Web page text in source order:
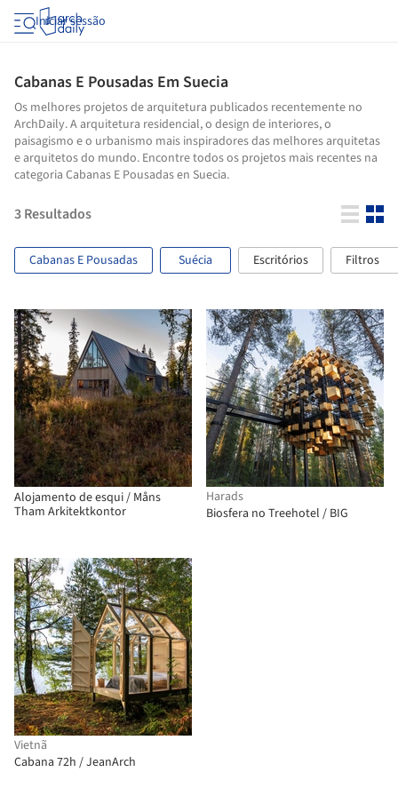
Iniciar sessão
Cabanas E Pousadas Em Suecia
Os melhores projetos de arquitetura publicados recentemente no
ArchDaily. A arquitetura residencial, o design de interiores, o
paisagismo e o urbanismo mais inspiradores das melhores arquitetas
e arquitetos do mundo. Encontre todos os projetos mais recentes na
categoria Cabanas E Pousadas en Suecia.
3Resultados
Cabanas E Pousadas Suécia Escritórios Filtros
Alojamento de esqui / Måns
Tham Arkitektkontor
Harads
Biosfera no Treehotel / BIG
Vietnã
Cabana 72h / JeanArch